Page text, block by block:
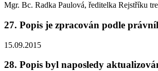
Mgr. Bc. Radka Paulová, ředitelka Rejstříku
27. Popis je zpracován podle
15.09.2015
28. Popis byl naposledy